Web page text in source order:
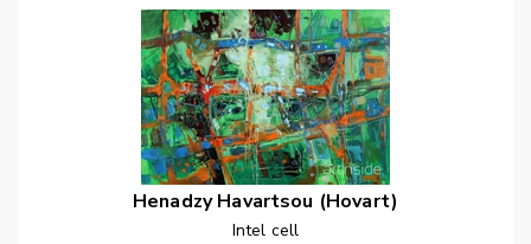
Henadzy Havartsou (Hovart)
Intel cell